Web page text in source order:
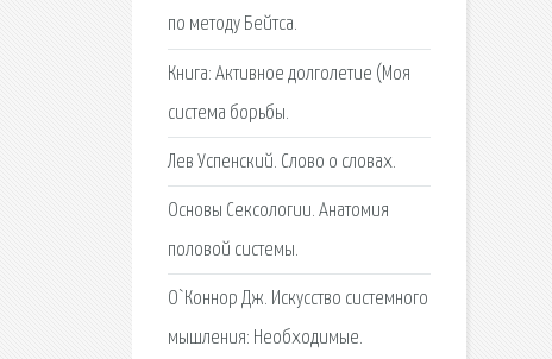
по методу Бейтса.
Книга: Активное долголетие (Моя
система борьбы.
Лев Успенский. Слово о словах.
Основы Сексологии. Анатомия
половой системы.
О`Коннор Дж. Искусство системного
мышления: Необходимые.